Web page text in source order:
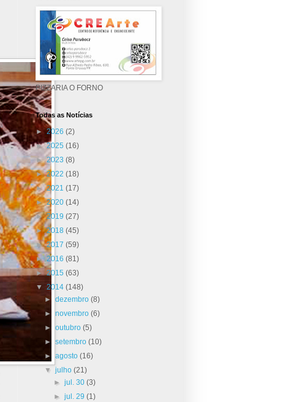
PIZZARIA O FORNO
Todas as Notícias
►2026 (2)
►2025 (16)
►2023 (8)
►2022 (18)
►2021 (17)
►2020 (14)
►2019 (27)
►2018 (45)
►2017 (59)
► 2016 (81)
►2015 (63)
▼ 2014 (148)
►dezembro(8)
►novembro(6)
►outubro(5)
►setembro(10)
►agosto(16)
▼julho(21)
► jul. 30 (3)
► jul. 29 (1)